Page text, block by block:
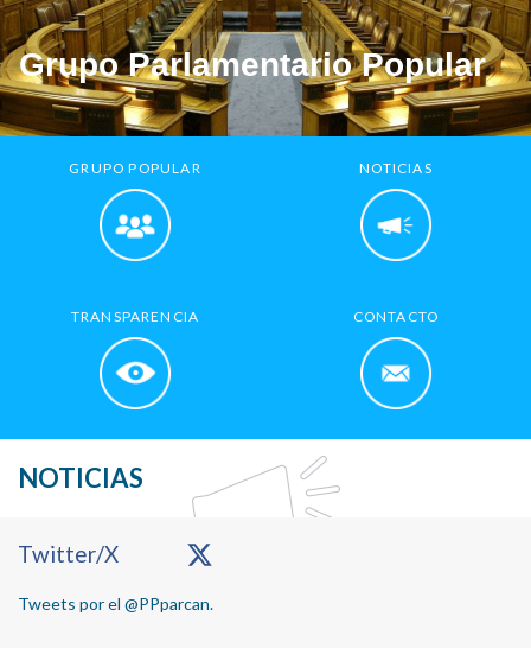
Grupo Parlamentario Popular
GRUPO POPULAR NOTICIAS
TRANSPARENCIA CONTACTO
NOTICIAS
Primary
Twitter/X
Tweets por el @PPparcan.